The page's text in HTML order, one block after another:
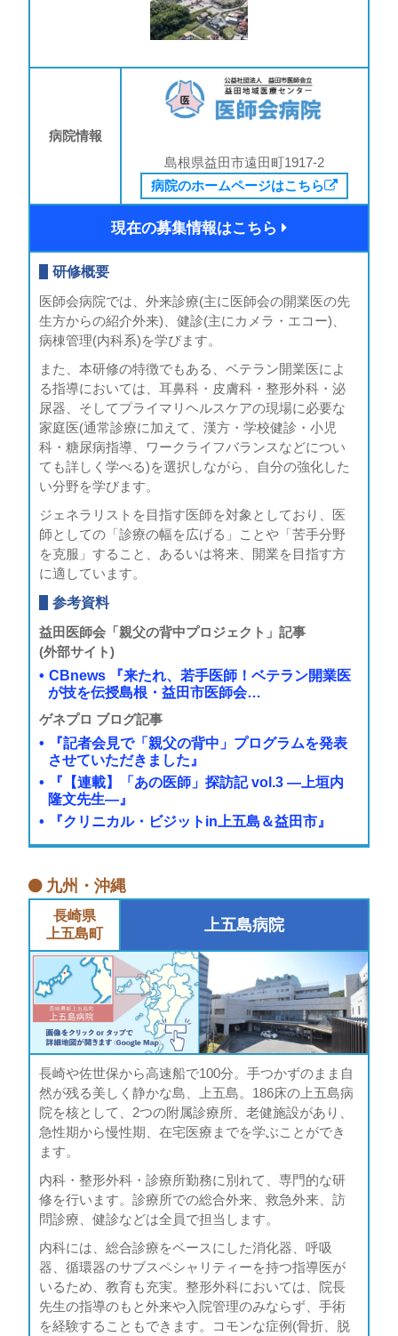
病院情報
島根県益田市遠田町1917-2
病院のホームページはこちら
現在の募集情報はこちら
研修概要
医師会病院では、外来診療(主に医師会の開業医の先
生方からの紹介外来)、健診(主にカメラ・エコー)、
病棟管理(内科系)を学びます。
また、本研修の特徴でもある、ベテラン開業医によ
る指導においては、耳鼻科・皮膚科・整形外科・泌
尿器、そしてプライマリヘルスケアの現場に必要な
家庭医(通常診療に加えて、漢方・学校健診・小児
科・糖尿病指導、ワークライフバランスなどについ
ても詳しく学べる)を選択しながら、自分の強化した
い分野を学びます。
ジェネラリストを目指す医師を対象としており、医
師としての「診療の幅を広げる」ことや「苦手分野
を克服」すること、あるいは将来、開業を目指す方
に適しています。
参考資料
益田医師会 「親父の背中プロジェクト」記事
(外部サイト)
CBnews 『来たれ、若手医師！ベテラン開業医
が技を伝授島根・益田市医師会…
ゲネプロ ブログ記事
『記者会見で「親父の背中」プログラムを発表
させていただきました』
『【連載】「あの医師」探訪記 vol.3 ―上垣内
隆文先生―』
『クリニカル・ビジットin上五島＆益田市』
九州・沖縄
長崎県
上五島町
上五島病院
長崎や佐世保から高速船で100分。手つかずのまま自
然が残る美しく静かな島、上五島。186床の上五島病
院を核として、2つの附属診療所、老健施設があり、
急性期から慢性期、在宅医療までを学ぶことができ
ます。
内科・整形外科・診療所勤務に別れて、専門的な研
修を行います。診療所での総合外来、救急外来、訪
問診療、健診などは全員で担当します。
内科には、総合診療をベースにした消化器、呼吸
器、循環器のサブスペシャリティーを持つ指導医が
いるため、教育も充実。整形外科においては、院長
先生の指導のもと外来や入院管理のみならず、手術
を経験することもできます。コモンな症例(骨折、脱